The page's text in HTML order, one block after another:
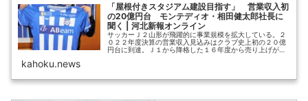
「屋根付きスタジアム建設目指す」 営業収入初
の20億円台 モンテディオ・相田健太郎社長に
聞く | 河北新報オンライン
サッカーＪ２山形が飛躍的に事業規模を拡大している。２
０２２年度決算の営業収入見込みはクラブ史上初の２０億
円台に到達。Ｊ１から降格した１６年度から売り上げが約
kahoku.news